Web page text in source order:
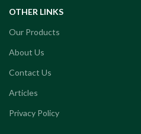
OTHER LINKS
Our Products
About Us
Contact Us
Articles
Privacy Policy